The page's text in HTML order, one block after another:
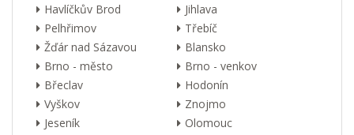
Havlíčkův Brod
Jihlava
Pelhřimov
Třebíč
Žďár nad Sázavou
Blansko
Brno - město
Brno - venkov
Břeclav
Hodonín
Vyškov
Znojmo
Jeseník
Olomouc